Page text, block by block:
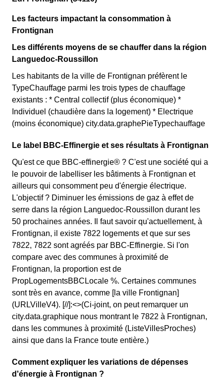
Les facteurs impactant la consommation à
Frontignan
Les différents moyens de se chauffer dans la région
Languedoc-Roussillon
Les habitants de la ville de Frontignan préfèrent le
TypeChauffage parmi les trois types de chauffage
existants : * Central collectif (plus économique) *
Individuel (chaudière dans la logement) * Electrique
(moins économique) city.data.graphePieTypechauffage
Le label BBC-Effinergie et ses résultats à Frontignan
Qu'est ce que BBC-effinergie® ? C'est une société qui a
le pouvoir de labelliser les bâtiments à Frontignan et
ailleurs qui consomment peu d'énergie électrique.
L'objectif ? Diminuer les émissions de gaz à effet de
serre dans la région Languedoc-Roussillon durant les
50 prochaines années. Il faut savoir qu'actuellement, à
Frontignan, il existe 7822 logements et que sur ses
7822, 7822 sont agréés par BBC-Effinergie. Si l'on
compare avec des communes à proximité de
Frontignan, la proportion est de
PropLogementsBBCLocale %. Certaines communes
sont très en avance, comme [la ville Frontignan]
(URLVilleV4). [//]:<>(Ci-joint, on peut remarquer un
city.data.graphique nous montrant le 7822 à Frontignan,
dans les communes à proximité (ListeVillesProches)
ainsi que dans la France toute entière.)
Comment expliquer les variations de dépenses
d'énergie à Frontignan ?